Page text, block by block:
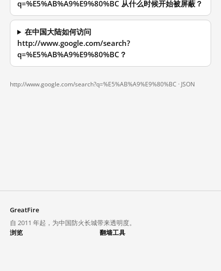
q=%E5%AB%A9%E9%80%BC 从什么时候开始被屏蔽？
在中国大陆如何访问
http://www.google.com/search?
q=%E5%AB%A9%E9%80%BC？
http://www.google.com/search?q=%E5%AB%A9%E9%80%BC · JSON
GreatFire
自 2011 年起，为中国防火长城带来透明度。
浏览
翻墙工具